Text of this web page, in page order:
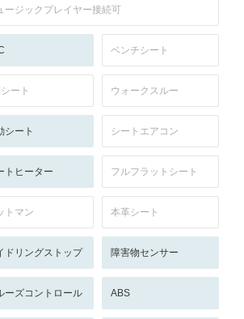
ージックプレイヤー接続可
ベンチシート
ート ウォークスルー
シート シートエアコン
トヒーター フルフラットシート
トマン 本革シート
ドリングストップ 障害物センサー
ーズコントロール ABS